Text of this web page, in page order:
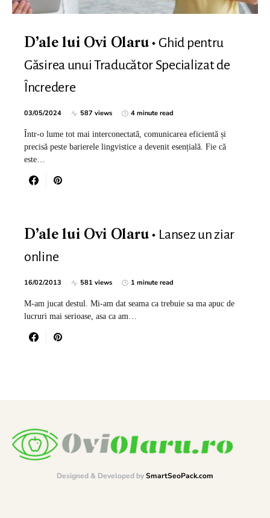
D’ale lui Ovi Olaru
Ghid pentru
Găsirea unui Traducător Specializat de
Încredere
03/05/2024 587 views 4 minute read
Într-o lume tot mai interconectată, comunicarea eficientă și
precisă peste barierele lingvistice a devenit esențială. Fie că
este…
D’ale lui Ovi Olaru
Lansez un ziar
online
16/02/2013 581 views 1 minute read
M-am jucat destul. Mi-am dat seama ca trebuie sa ma apuc de
lucruri mai serioase, asa ca am…
Designed & Developed bySmartSeoPack.com